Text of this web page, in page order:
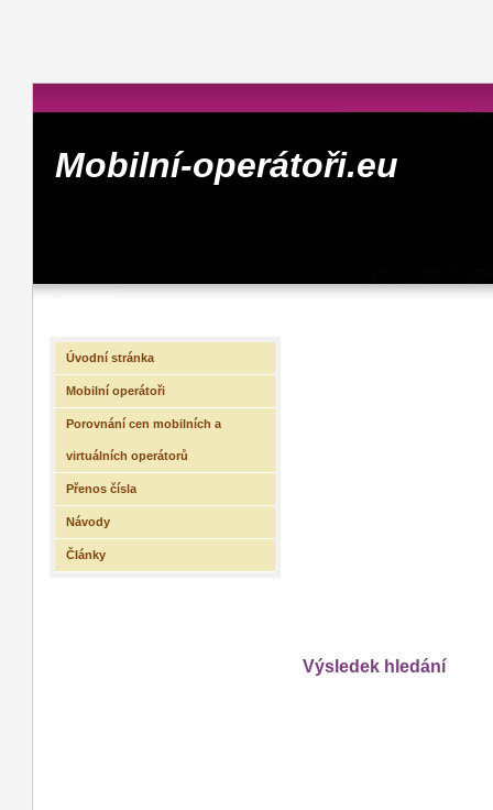
Mobilní-operátoři.eu
Výsledek hledání
Úvodní stránka
Mobilní operátoři
Porovnání cen mobilních a
virtuálních operátorů
Přenos čísla
Návody
Články